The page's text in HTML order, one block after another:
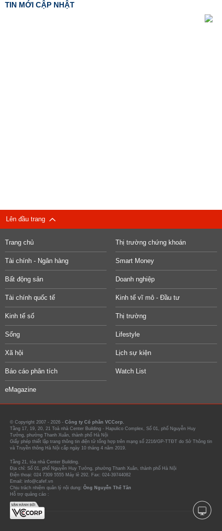
TIN MỚI CẬP NHẬT
Lên đầu trang
Trang chủ Thị trường chứng khoán
Tài chính - Ngân hàng Smart Money
Bất động sản Doanh nghiệp
Tài chính quốc tế Kinh tế vĩ mô - Đầu tư
Kinh tế số Thị trường
Sống Lifestyle
Xã hội Lịch sự kiện
Báo cáo phân tích Watch List
eMagazine
© Copyright 2007 - 2026 - Công ty Cổ phần VCCorp.
Tầng 17, 19, 20, 21 Toà nhà Center Building - Hapulico Complex, Số 01, phố Nguyễn Huy
Tưởng, phường Thanh Xuân, thành phố Hà Nội
Giấy phép thiết lập trang thông tin điện tử tổng hợp trên mạng số 2216/GP-TTĐT do Sở Thông tin
và Truyền thông Hà Nội cấp ngày 10 tháng 4 năm 2019.
Tầng 21, tòa nhà Center Building.
Địa chỉ: Số 01, phố Nguyễn Huy Tưởng, phường Thanh Xuân, thành phố Hà Nội
Điện thoại: 024 7309 5555 Máy lẻ 292. Fax: 024-39744082
Email: info@cafef.vn
Chịu trách nhiệm quản lý nội dung: Ông Nguyễn Thế Tân
Hỗ trợ quảng cáo :